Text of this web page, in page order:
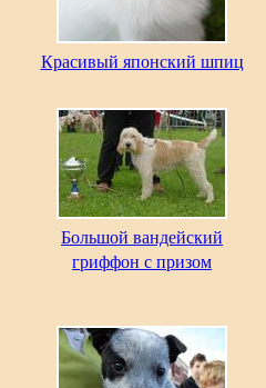
Красивый японский шпиц
Большой вандейский
гриффон с призом